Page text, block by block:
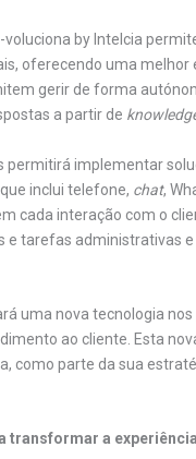
voluciona by Intelcia
oferecendo uma melhor
gerir de forma
a partir de
implementar
inclui telefone, chat,
cada interação com o
tarefas administrativas
uma nova tecnologia
ao cliente. Esta
como parte da sua
transformar a